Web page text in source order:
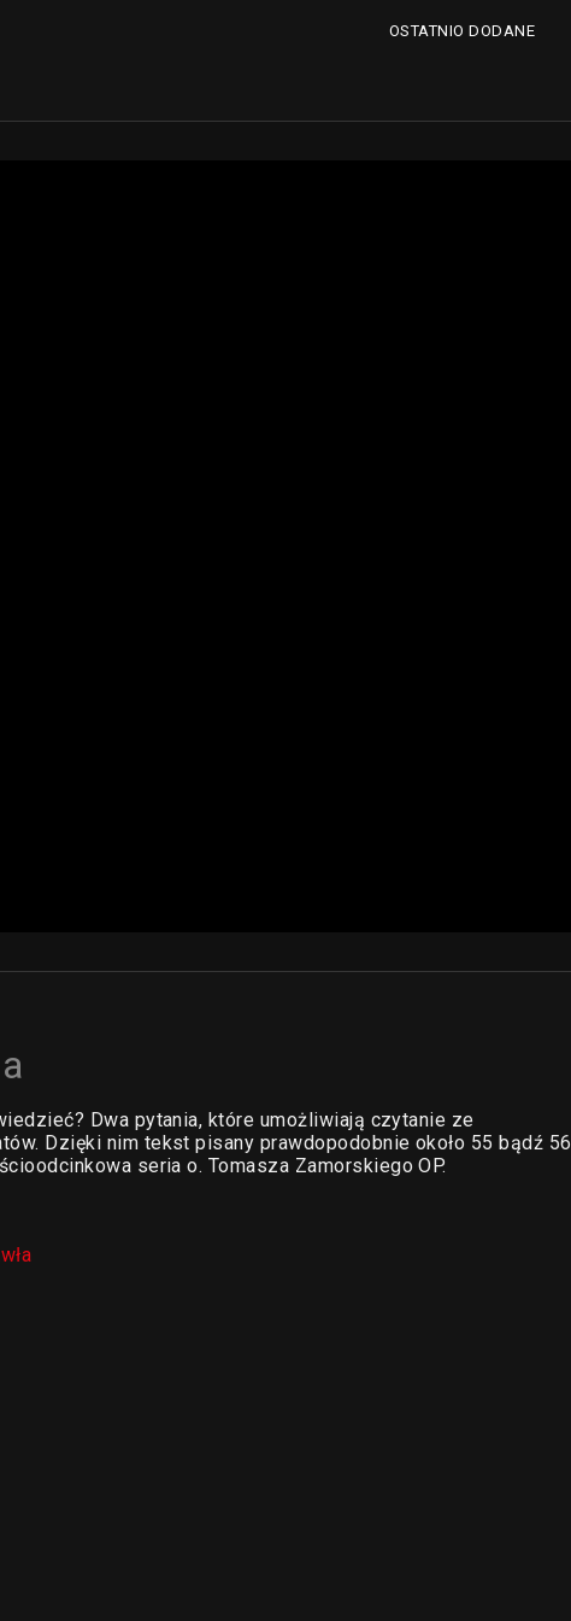
OSTATNIO DODANE
Dwa pytania, które umożliwiają czytanie ze
Dzięki nim tekst pisany prawdopodobnie około 55 bądź 56
seria o. Tomasza Zamorskiego OP.